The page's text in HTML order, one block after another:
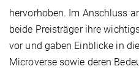
hervorhoben. Im Anschluss
beide Preisträger ihre
vor und gaben Einblicke in
Microverse sowie deren